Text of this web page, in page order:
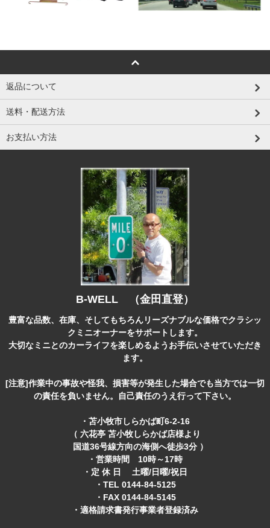
返品について
送料・配送方法
お支払い方法
B-WELL （金田直登）
豊富な品数、在庫、そしてもちろんリーズナブルな価格でクラシッ
クミニオーナーをサポートします。
大切なミニとのカーライフを楽しめるようお手伝いさせていただき
ます。
[注意]作業中の事故や怪我、損害等が発生した場合でも当方では一切
の責任を負いません。自己責任のうえ行って下さい。
・苫小牧市しらかば町6-2-16
（ 六花亭 苫小牧しらかば店様より
国道36号線方向の海側へ徒歩3分 ）
・営業時間 10時～17時
・定 休 日 土曜/日曜/祝日
・TEL 0144-84-5125
・FAX 0144-84-5145
・適格請求書発行事業者登録済み